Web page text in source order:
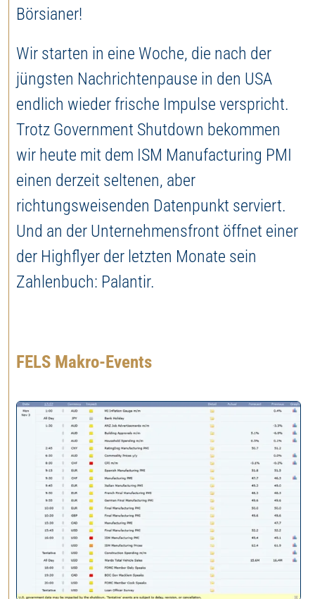
Börsianer!
Wir starten in eine Woche, die nach der
jüngsten Nachrichtenpause in den USA
endlich wieder frische Impulse verspricht.
Trotz Government Shutdown bekommen
wir heute mit dem ISM Manufacturing PMI
einen derzeit seltenen, aber
richtungsweisenden Datenpunkt serviert.
Und an der Unternehmensfront öffnet einer
der Highflyer der letzten Monate sein
Zahlenbuch: Palantir.
FELS Makro-Events